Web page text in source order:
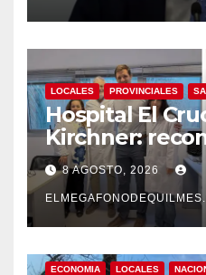
LOCALES PROVINCIALES
Hospital El
Kirchner:
internacional a
su atención
8 AGOSTO, 2026
ECONOMIA LOCALES